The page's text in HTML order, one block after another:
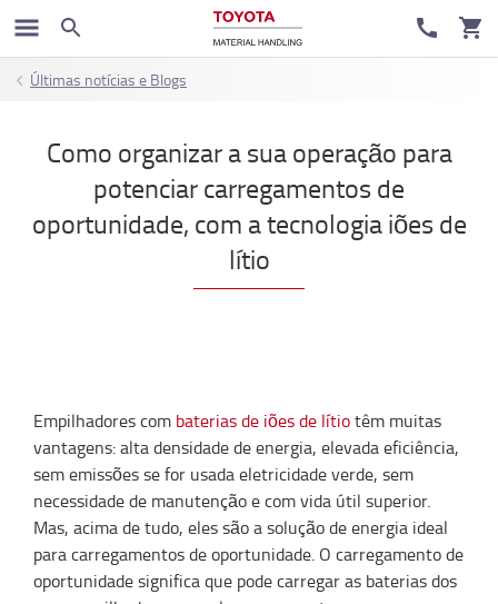
Últimas notícias e Blogs
Como organizar a sua operação para
potenciar carregamentos de
oportunidade, com a tecnologia iões de
lítio
Empilhadores com baterias de iões de lítiotêm muitas
vantagens: alta densidade de energia, elevada eficiência,
sem emissões se for usada eletricidade verde, sem
necessidade de manutenção e com vida útil superior.
Mas, acima de tudo, eles são a solução de energia ideal
para carregamentos de oportunidade. O carregamento de
oportunidade significa que pode carregar as baterias dos